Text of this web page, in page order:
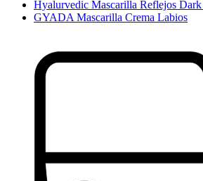
Hyalurvedic Mascarilla Reflejos
GYADA Mascarilla Crema Labios